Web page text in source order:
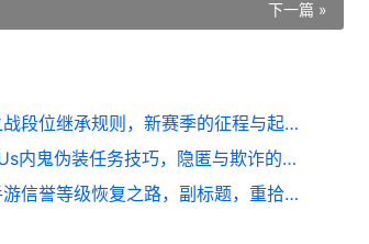
下一篇 »
**金铲铲之战段位继承规则，新赛季的征程与起点**
**Among Us内鬼伪装任务技巧，隐匿与欺诈的艺术**
英雄联盟手游信誉等级恢复之路，副标题，重拾荣耀的征程